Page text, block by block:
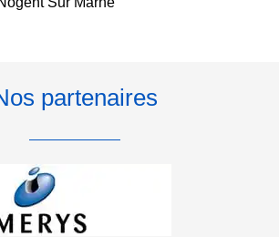
partenaires